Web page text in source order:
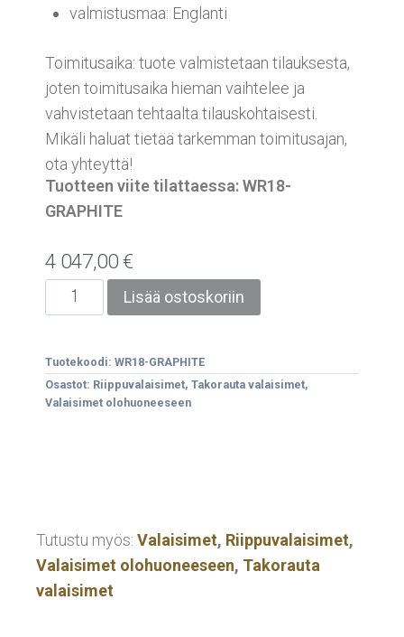
valmistusmaa: Englanti
Toimitusaika: tuote valmistetaan tilauksesta,
joten toimitusaika hieman vaihtelee ja
vahvistetaan tehtaalta tilauskohtaisesti.
Mikäli haluat tietää tarkemman toimitusajan,
ota yhteyttä!
Tuotteen viite tilattaessa: WR18-
GRAPHITE
4 047,00€
Lisää ostoskoriin
Tuotekoodi: WR18-GRAPHITE
Osastot: Riippuvalaisimet, Takorauta valaisimet,
Valaisimet olohuoneeseen
Tutustu myös: Valaisimet, Riippuvalaisimet,
Valaisimet olohuoneeseen, Takorauta
valaisimet